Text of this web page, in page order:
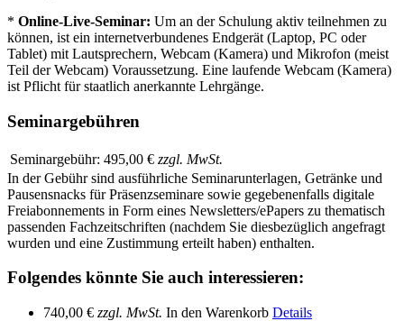
* Online-Live-Seminar: Um an der Schulung aktiv teilnehmen zu
können, ist ein internetverbundenes Endgerät (Laptop, PC oder
Tablet) mit Lautsprechern, Webcam (Kamera) und Mikrofon (meist
Teil der Webcam) Voraussetzung. Eine laufende Webcam (Kamera)
ist Pflicht für staatlich anerkannte Lehrgänge.
Seminargebühren
Seminargebühr: 495,00 € zzgl. MwSt.
In der Gebühr sind ausführliche Seminarunterlagen, Getränke und
Pausensnacks für Präsenzseminare sowie gegebenenfalls digitale
Freiabonnements in Form eines Newsletters/ePapers zu thematisch
passenden Fachzeitschriften (nachdem Sie diesbezüglich angefragt
wurden und eine Zustimmung erteilt haben) enthalten.
Folgendes könnte Sie auch interessieren:
740,00 € zzgl. MwSt. In den Warenkorb Details